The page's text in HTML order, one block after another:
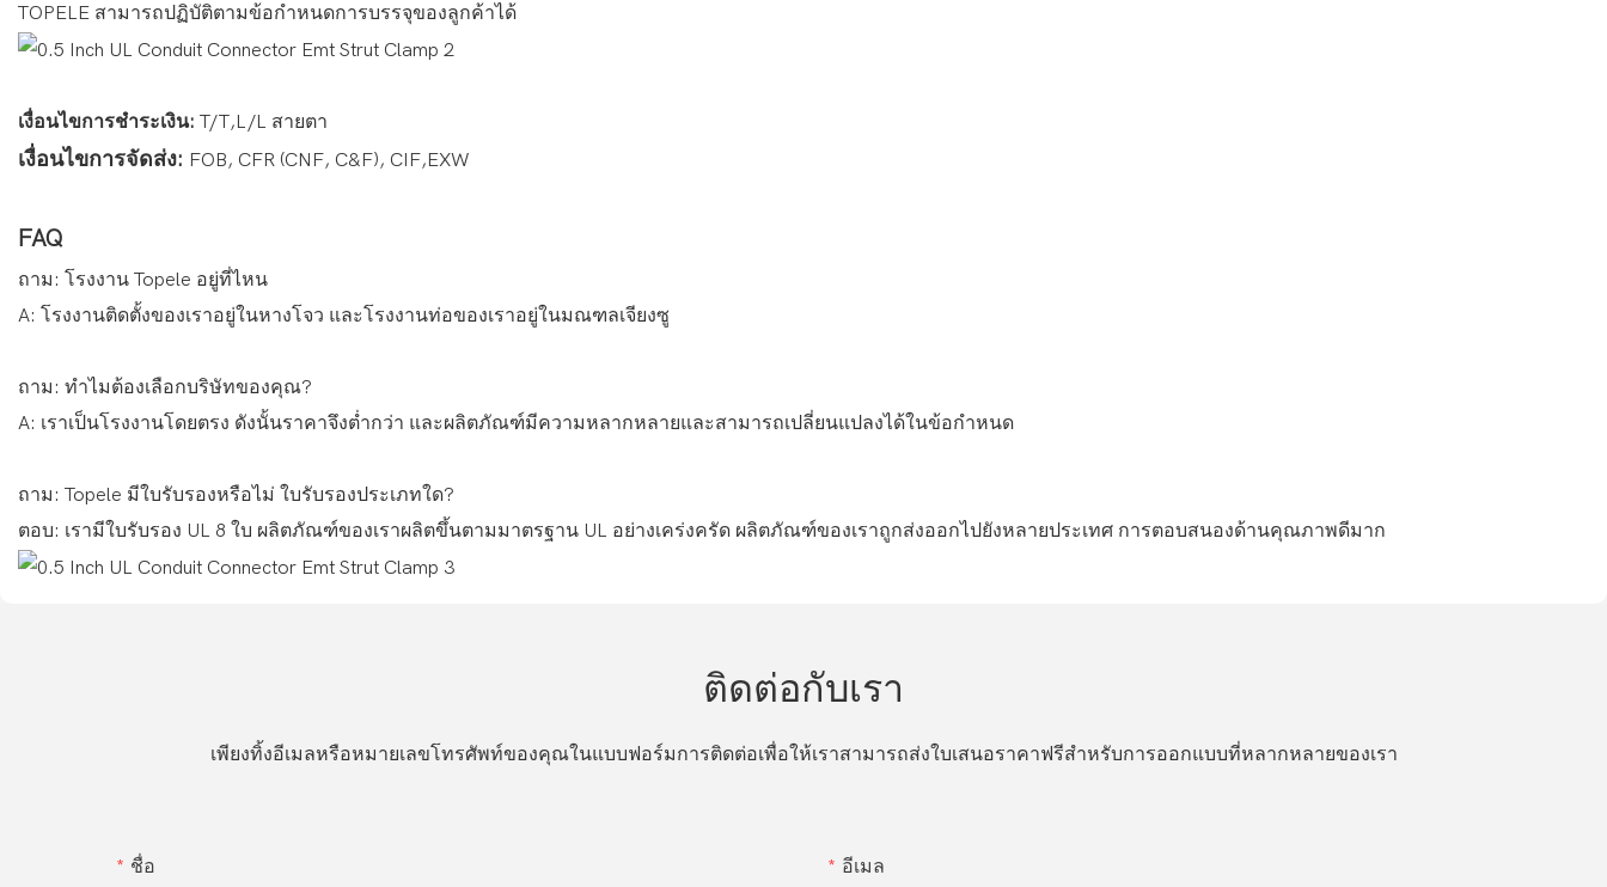
TOPELE สามารถปฏิบัติตามข้อกำหนดการบรรจุของลูกค้าได้
เงื่อนไขการชำระเงิน: T/T,L/L สายตา
เงื่อนไขการจัดส่ง: FOB, CFR (CNF, C&F), CIF,EXW
FAQ
ถาม: โรงงาน Topele อยู่ที่ไหน
A: โรงงานติดตั้งของเราอยู่ในหางโจว และโรงงานท่อของเราอยู่ในมณฑลเจียงซู
ถาม: ทำไมต้องเลือกบริษัทของคุณ?
A: เราเป็นโรงงานโดยตรง ดังนั้นราคาจึงต่ำกว่า และผลิตภัณฑ์มีความหลากหลายและสามารถเปลี่ยนแปลงได้ในข้อกำหนด
ถาม: Topele มีใบรับรองหรือไม่ ใบรับรองประเภทใด?
ตอบ: เรามีใบรับรอง UL 8 ใบ ผลิตภัณฑ์ของเราผลิตขึ้นตามมาตรฐาน UL อย่างเคร่งครัด ผลิตภัณฑ์ของเราถูกส่งออกไปยังหลายประเทศ การตอบสนองด้านคุณภาพดีมาก
ติดต่อกับเรา
เพียงทิ้งอีเมลหรือหมายเลขโทรศัพท์ของคุณในแบบฟอร์มการติดต่อเพื่อให้เราสามารถส่งใบเสนอราคาฟรีสำหรับการออกแบบที่หลากหลายของเรา
ชื่อ อีเมล